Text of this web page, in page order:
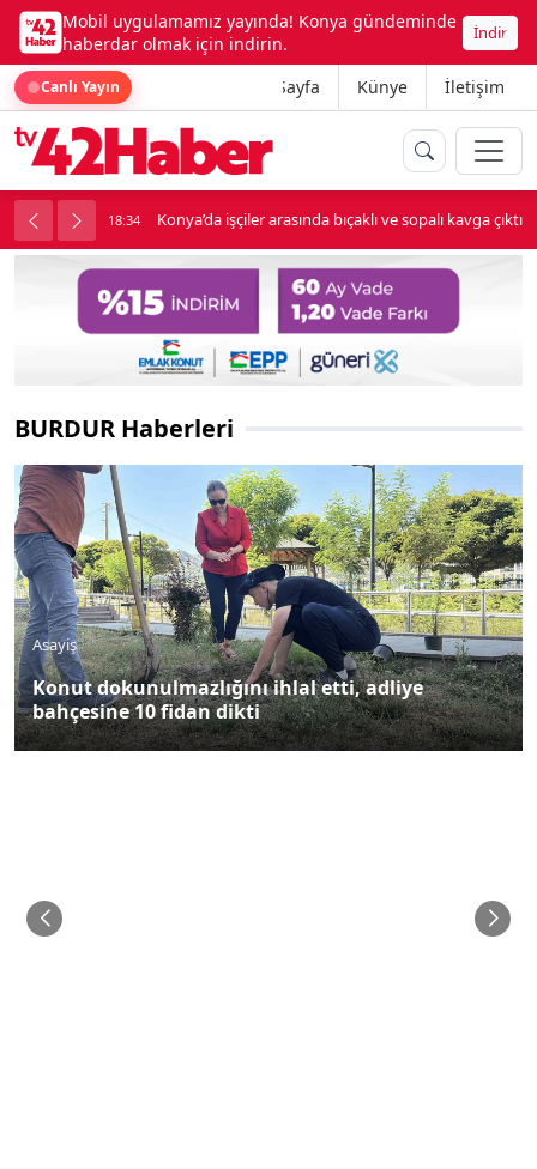
Mobil uygulamamız yayında! Konya gündeminde
haberdar olmak için indirin.
İndir
Canlı Yayın Ana Sayfa Künye İletişim
18:34 Konya’da işçiler arasında bıçaklı ve sopalı kavga çıktı
BURDUR Haberleri
Asayiş
Konut dokunulmazlığını ihlal etti, adliye
bahçesine 10 fidan dikti